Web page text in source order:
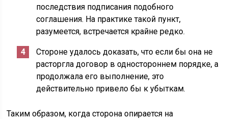
последствия подписания подобного
соглашения. На практике такой пункт,
разумеется, встречается крайне редко.
Стороне удалось доказать, что если бы она не
расторгла договор в одностороннем порядке, а
продолжала его выполнение, это
действительно привело бы к убыткам.
Таким образом, когда сторона опирается на